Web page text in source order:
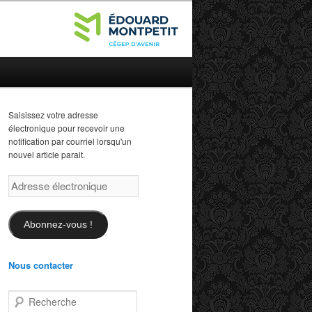
Saisissez votre adresse
électronique pour recevoir une
notification par courriel lorsqu'un
nouvel article parait.
Adresse
électronique
Abonnez-vous !
Nous contacter